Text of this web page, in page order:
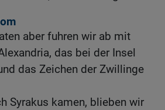
aber fuhren wir ab mit
das bei der Insel
das Zeichen der Zwillinge
Syrakus kamen, blieben wir